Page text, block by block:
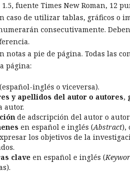
fuente Times New Roman, 12
caso de utilizar tablas, gráficos o
consecutivamente.
notas a pie de página. Todas las
página:
(español-inglés o viceversa).
y apellidos del autor o autores,
autor.
de adscripción del autor o
en español e inglés (Abstract),
los objetivos de la
clave en español e inglés (